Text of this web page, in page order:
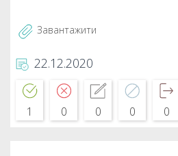
Завантажити
22.12.2020
1 0 0 0 0